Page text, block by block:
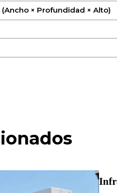
× Profundidad × Alto)
del hardware